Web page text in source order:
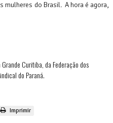
mulheres do Brasil. A hora é agora,
Curitiba, da Federação dos
do Paraná.
Imprimir